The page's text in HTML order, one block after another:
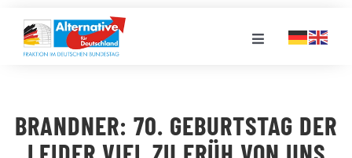
Inhalt
springen
Toggle
LANDESGRUPPEN
BRANDNER: 70. GEBURTSTAG DER